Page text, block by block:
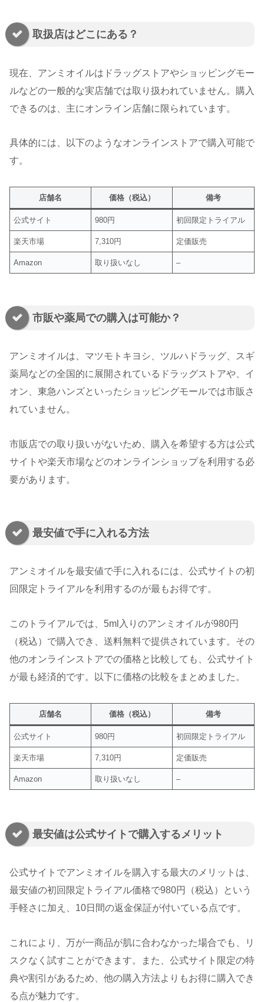
取扱店はどこにある？
現在、アンミオイルはドラッグストアやショッピングモー
ルなどの一般的な実店舗では取り扱われていません。購入
できるのは、主にオンライン店舗に限られています。
具体的には、以下のようなオンラインストアで購入可能で
す。
店舗名 価格（税込） 備考
公式サイト 980円 初回限定トライアル
楽天市場 7,310円 定価販売
Amazon 取り扱いなし –
市販や薬局での購入は可能か？
アンミオイルは、マツモトキヨシ、ツルハドラッグ、スギ
薬局などの全国的に展開されているドラッグストアや、イ
オン、東急ハンズといったショッピングモールでは市販さ
れていません。
市販店での取り扱いがないため、購入を希望する方は公式
サイトや楽天市場などのオンラインショップを利用する必
要があります。
最安値で手に入れる方法
アンミオイルを最安値で手に入れるには、公式サイトの初
回限定トライアルを利用するのが最もお得です。
このトライアルでは、5ml入りのアンミオイルが980円
（税込）で購入でき、送料無料で提供されています。その
他のオンラインストアでの価格と比較しても、公式サイト
が最も経済的です。以下に価格の比較をまとめました。
店舗名 価格（税込） 備考
公式サイト 980円 初回限定トライアル
楽天市場 7,310円 定価販売
Amazon 取り扱いなし –
最安値は公式サイトで購入するメリット
公式サイトでアンミオイルを購入する最大のメリットは、
最安値の初回限定トライアル価格で980円（税込）という
手軽さに加え、10日間の返金保証が付いている点です。
これにより、万が一商品が肌に合わなかった場合でも、リ
スクなく試すことができます。また、公式サイト限定の特
典や割引があるため、他の購入方法よりもお得に購入でき
る点が魅力です。